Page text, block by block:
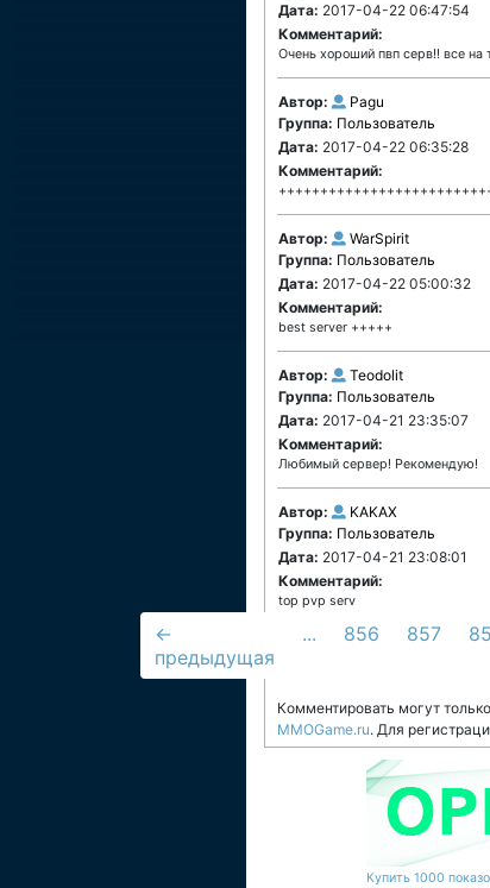
Дата: 2017-04-22 06:47:54
Комментарий:
Очень хороший пвп серв!! все на
Автор:
Pagu
Группа: Пользователь
Дата: 2017-04-22 06:35:28
Комментарий:
Автор:
WarSpirit
Группа: Пользователь
Дата: 2017-04-22 05:00:32
Комментарий:
best server +++++
Автор:
Teodolit
Группа: Пользователь
Дата: 2017-04-21 23:35:07
Комментарий:
Любимый сервер! Рекомендую!
Автор:
KAKAX
Группа: Пользователь
Дата: 2017-04-21 23:08:01
Комментарий:
top pvp serv
←
предыдущая
... 856 857
Комментировать могут
MMOGame.ru. Для
Купить 1000